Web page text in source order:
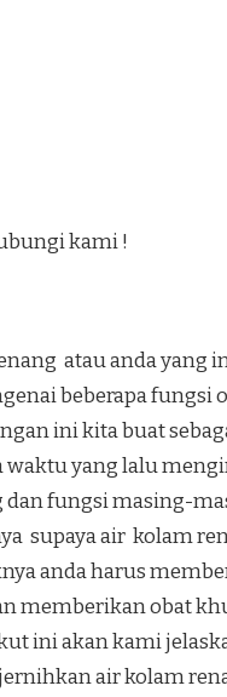
kami !
atau anda yang
beberapa fungsi
ini kita buat
waktu yang lalu
fungsi masing-
supaya air kolam
anda harus
memberikan obat
ini akan kami
air kolam